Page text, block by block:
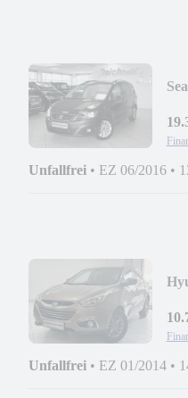
Unfallfrei • EZ 06/2016 •
Unfallfrei • EZ 01/2014 •